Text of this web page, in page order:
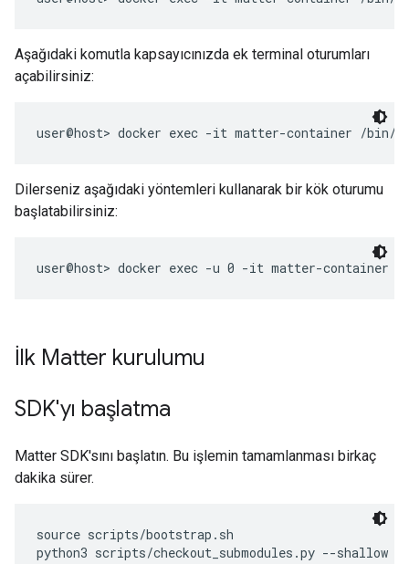
Aşağıdaki komutla kapsayıcınızda ek terminal oturumları
açabilirsiniz:
Dilerseniz aşağıdaki yöntemleri kullanarak bir kök oturumu
başlatabilirsiniz:
İlk Matter kurulumu
SDK'yı başlatma
Matter SDK'sını başlatın. Bu işlemin tamamlanması birkaç
dakika sürer.
source scripts/bootstrap.sh